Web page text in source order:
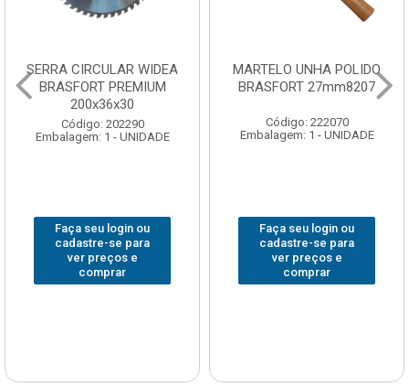
SERRA CIRCULAR WIDEA
BRASFORT PREMIUM
200x36x30
Código: 202290
Embalagem: 1 - UNIDADE
Faça seu login ou
cadastre-se para
ver preços e
comprar
MARTELO UNHA POLIDO
BRASFORT 27mm8207
Código: 222070
Embalagem: 1 - UNIDADE
Faça seu login ou
cadastre-se para
ver preços e
comprar